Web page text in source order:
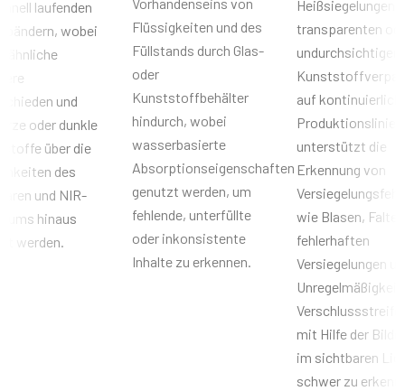
N/A
Optisches Format
12.8 mm
Zellengröße WxH
12.5 x 12.5µm
Global shutter
Sensordiagonale
12.8 mm
Abmessungen des aktiven Sensors WxH
Datenblatt herunterladen
laufenden
wobei
ähnliche
und
oder dunkle
über die
des
und NIR-
hinaus
werden.
Flüssigkeiten und des
Füllstands durch Glas-
oder
Kunststoffbehälter
hindurch, wobei
wasserbasierte
Absorptionseigenschaften
genutzt werden, um
fehlende, unterfüllte
oder inkonsistente
Inhalte zu erkennen.
Heißsiegelungen
transparenten
undurchsichtigen
auf
Produktionslinien
unterstützt die
Erkennung von
wie Blasen,
fehlerhaften
Versiegelungen
mit Hilfe der
im sichtbaren
schwer zu